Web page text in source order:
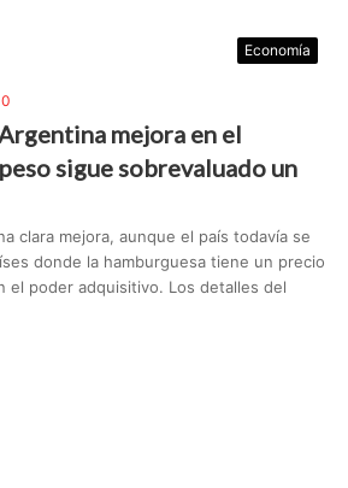
Economía
0
mejora en el
sigue sobrevaluado un
clara mejora, aunque el país todavía se
donde la hamburguesa tiene un precio
el poder adquisitivo. Los detalles del